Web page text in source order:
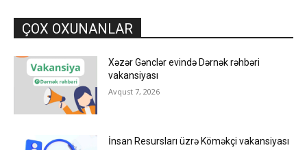
ÇOX OXUNANLAR
Xəzər Gənclər evində Dərnək rəhbəri
vakansiyası
Avqust 7, 2026
İnsan Resursları üzrə Köməkçi vakansiyası